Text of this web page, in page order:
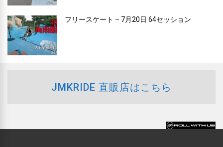
フリースケート – 7月20日 64セッション
JMKRIDE 直販店はこちら